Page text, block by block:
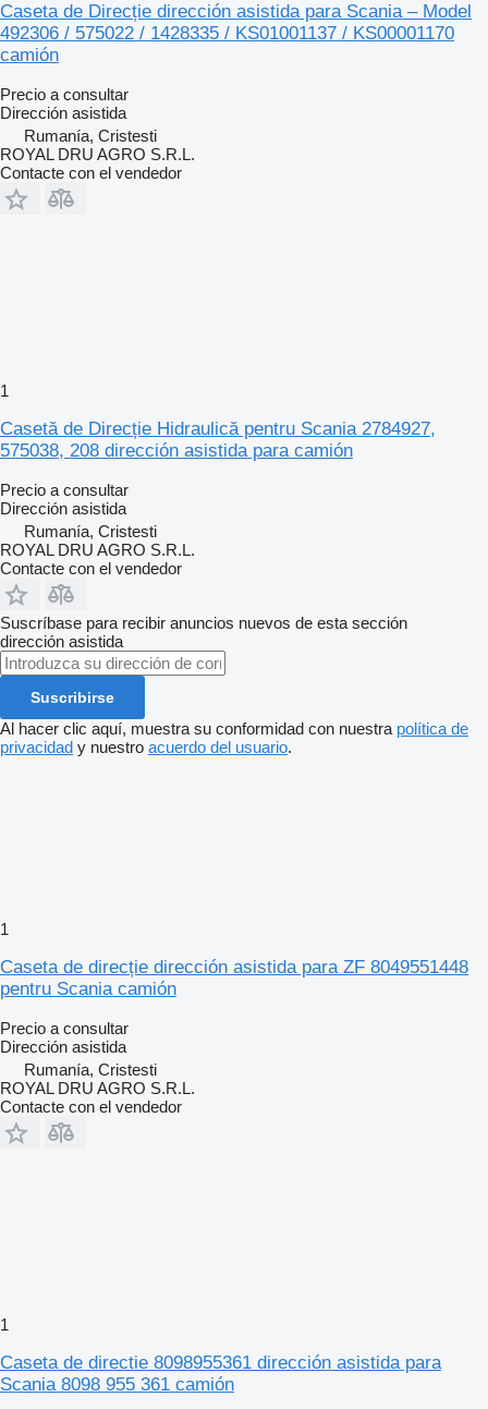
Caseta de Direcție dirección asistida para Scania – Model
492306 / 575022 / 1428335 / KS01001137 / KS00001170
camión
Precio a consultar
Dirección asistida
Rumanía, Cristesti
ROYAL DRU AGRO S.R.L.
Contacte con el vendedor
1
Casetă de Direcție Hidraulică pentru Scania 2784927,
575038, 208 dirección asistida para camión
Precio a consultar
Dirección asistida
Rumanía, Cristesti
ROYAL DRU AGRO S.R.L.
Contacte con el vendedor
Suscríbase para recibir anuncios nuevos de esta sección
dirección asistida
Suscribirse
Al hacer clic aquí, muestra su conformidad con nuestra política de
privacidad y nuestro acuerdo del usuario.
1
Caseta de direcție dirección asistida para ZF 8049551448
pentru Scania camión
Precio a consultar
Dirección asistida
Rumanía, Cristesti
ROYAL DRU AGRO S.R.L.
Contacte con el vendedor
1
Caseta de directie 8098955361 dirección asistida para
Scania 8098 955 361 camión